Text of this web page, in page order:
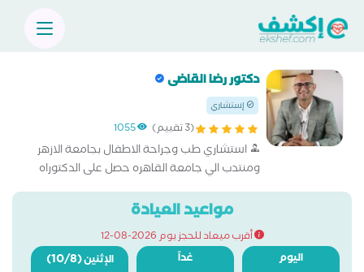
دكتور رضا القاضى
إستشاري
(3 تقييم) 1055
استشاري طب وجراحة الاطفال بجامعة الازهر
ومنتدب الي جامعة القاهره حصل على الدكتوراه
في تخصص جراحة الاطفال و حديثي الوالدة من
جامعة القاهرة. حاصل على ماجيستير في تخصص
الجراحة العامة عضو بهيئة التدريس فى قسم
جراحة الاطفال و الجراحة العامة بجامعة الازهر
مواعيد العيادة
أقرب ميعاد للحجز يوم 2026-08-12
اليوم
غداً الإثنين(10/8)